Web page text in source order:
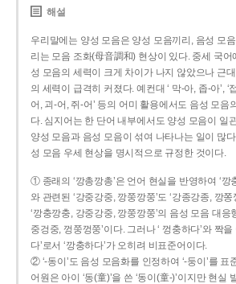
해설
우리말에는 양성 모음은 양성 모음끼리, 음성 모
리는 모음 조화(母音調和) 현상이 있다. 중세 국어
성 모음의 세력이 크게 차이가 나지 않았으나 근
의 세력이 급격히 커졌다. 예컨대 ‘ 막-아, 좁-아’, ‘
어, 괴-어, 쥐-어’ 등의 어미 활용에서도 음성 모음
다. 심지어는 한 단어 내부에서도 양성 모음이 일
양성 모음과 음성 모음이 섞여 나타나는 일이 많
성 모음 우세 현상을 명시적으로 규정한 것이다.
① 종래의 ‘깡총깡총’은 언어 현실을 반영하여 ‘깡
와 관련된 ‘강중강중, 깡쭝깡쭝’도 ‘강종강종, 깡
‘깡충깡충, 강중강중, 깡쭝깡쭝’의 음성 모음 대응
중겅중, 껑쭝껑쭝’이다. 그러나 ‘ 껑충하다’와 짝
다’로서 ‘깡충하다’가 오히려 비표준어이다.
② ‘-동이’도 음성 모음화를 인정하여 ‘-둥이’를 표
어원은 아이 ‘동(童)’을 쓴 ‘동이(童-)’이지만 현실